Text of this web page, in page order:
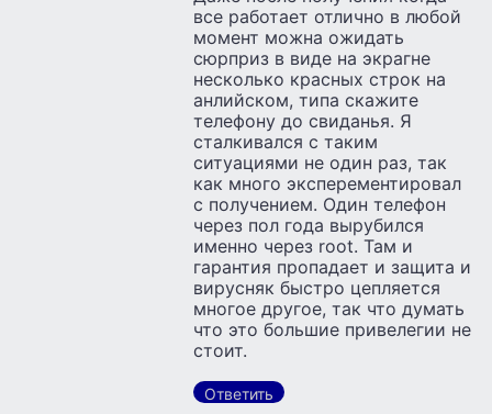
все работает отлично в любой
момент можна ожидать
сюрприз в виде на экрагне
несколько красных строк на
анлийском, типа скажите
телефону до свиданья. Я
сталкивался с таким
ситуациями не один раз, так
как много эксперементировал
с получением. Один телефон
через пол года вырубился
именно через root. Там и
гарантия пропадает и защита и
вирусняк быстро цепляется
многое другое, так что думать
что это большие привелегии не
стоит.
Ответить